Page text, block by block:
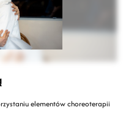
elementów choreoterapii